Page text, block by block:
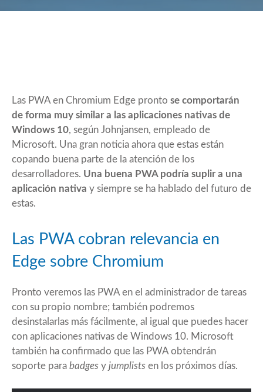
Las PWA en Chromium Edge pronto se comportarán
de forma muy similar a las aplicaciones nativas de
Windows 10, según Johnjansen, empleado de
Microsoft. Una gran noticia ahora que estas están
copando buena parte de la atención de los
desarrolladores. Una buena PWA podría suplir a una
aplicación nativa y siempre se ha hablado del futuro de
estas.
Las PWA cobran relevancia en
Edge sobre Chromium
Pronto veremos las PWA en el administrador de tareas
con su propio nombre; también podremos
desinstalarlas más fácilmente, al igual que puedes hacer
con aplicaciones nativas de Windows 10. Microsoft
también ha confirmado que las PWA obtendrán
soporte para badges y jumplists en los próximos días.